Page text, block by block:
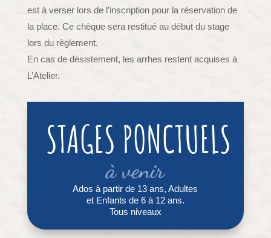
est à verser lors de l’inscription pour la réservation de
la place. Ce chèque sera restitué au début du stage
lors du règlement.
En cas de désistement, les arrhes restent acquises à
L’Atelier.
STAGES PONCTUELS
à venir
Ados à partir de 13 ans, Adultes
et Enfants de 6 à 12 ans.
Tous niveaux